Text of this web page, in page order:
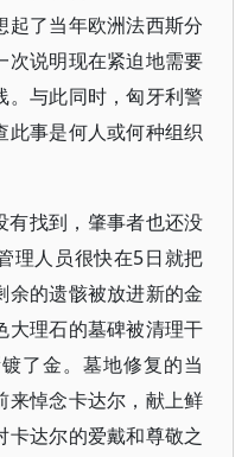
起了当年欧洲法西斯分
次说明现在紧迫地需要
。与此同时，匈牙利警
此事是何人或何种组织
有找到，肇事者也还没
理人员很快在5日就把
余的遗骸被放进新的金
大理石的墓碑被清理干
了金。墓地修复的当
来悼念卡达尔，献上鲜
达尔的爱戴和尊敬之